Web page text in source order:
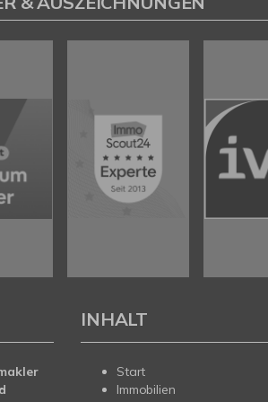
INHALT
Start
Immobilien